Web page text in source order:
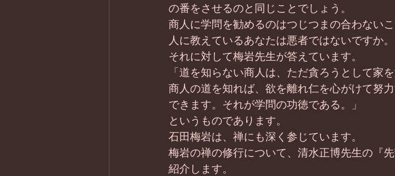
の番をさせるのと同じことでしょう。
商人に学問を勧めるのはつじつまの合わない
人に教えているあなたは悪者ではないですか。
それに対して梅岩先生が答えています。
「道を知らない商人は、ただ貪ろうとして家を
商人の道を知れば、欲を離れ仁を心がけて努
できます。それが学問の功徳である。」
というものであります。
石田梅岩は、禅にも深く参じています。
梅岩の禅の修行について、清水正博先生の『
紹介します。